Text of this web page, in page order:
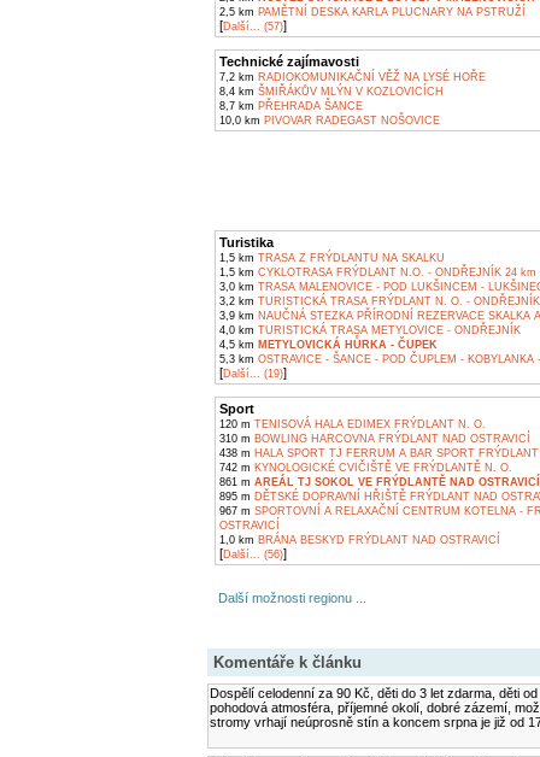
2,5 km PAMĚTNÍ DESKA KARLA PLUCNARY NA PSTRUŽÍ
[Další... (57)]
Technické zajímavosti
7,2 km RADIOKOMUNIKAČNÍ VĚŽ NA LYSÉ HOŘE
8,4 km ŠMIŘÁKŮV MLÝN V KOZLOVICÍCH
8,7 km PŘEHRADA ŠANCE
10,0 km PIVOVAR RADEGAST NOŠOVICE
Turistika
1,5 km TRASA Z FRÝDLANTU NA SKALKU
1,5 km CYKLOTRASA FRÝDLANT N.O. - ONDŘEJNÍK 24 km
3,0 km TRASA MALENOVICE - POD LUKŠINCEM -
3,2 km TURISTICKÁ TRASA FRÝDLANT N. O. - ONDŘEJNÍK
3,9 km NAUČNÁ STEZKA PŘÍRODNÍ REZERVACE SKALKA
4,0 km TURISTICKÁ TRASA METYLOVICE - ONDŘEJNÍK
4,5 km METYLOVICKÁ HŮRKA - ČUPEK
5,3 km OSTRAVICE - ŠANCE - POD ČUPLEM - KOBYLANKA
[Další... (19)]
Sport
120 m TENISOVÁ HALA EDIMEX FRÝDLANT N. O.
310 m BOWLING HARCOVNA FRÝDLANT NAD OSTRAVICÍ
438 m HALA SPORT TJ FERRUM A BAR SPORT
742 m KYNOLOGICKÉ CVIČIŠTĚ VE FRÝDLANTĚ N. O.
861 m AREÁL TJ SOKOL VE FRÝDLANTĚ NAD OSTRAVICÍ
895 m DĚTSKÉ DOPRAVNÍ HŘIŠTĚ FRÝDLANT NAD
967 m SPORTOVNÍ A RELAXAČNÍ CENTRUM KOTELNA -
OSTRAVICÍ
1,0 km BRÁNA BESKYD FRÝDLANT NAD OSTRAVICÍ
[Další... (56)]
Další možnosti regionu ...
Komentáře k článku
Dospělí celodenní za 90 Kč, děti do 3 let zdarma, děti
pohodová atmosféra, příjemné okolí, dobré zázemí,
stromy vrhají neúprosně stín a koncem srpna je již od